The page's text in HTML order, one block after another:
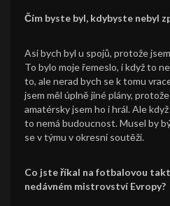
Čím byste byl, kdybyste nebyl
Asi bych byl u spojů, protože
To bylo moje řemeslo, i když to
to, ale nerad bych se k tomu
jsem měl úplně jiné plány,
amatérsky jsem ho i hrál. Ale
to nemá budoucnost. Musel by
se v týmu v okresní soutěži.
Co jste říkal na fotbalovou
nedávném mistrovství Evropy?